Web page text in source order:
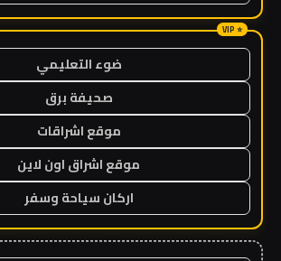
ضوء التعليمي
صحيفة برق
موقع اشراقات
موقع اشراق اون لاين
اركان سياحة وسفر